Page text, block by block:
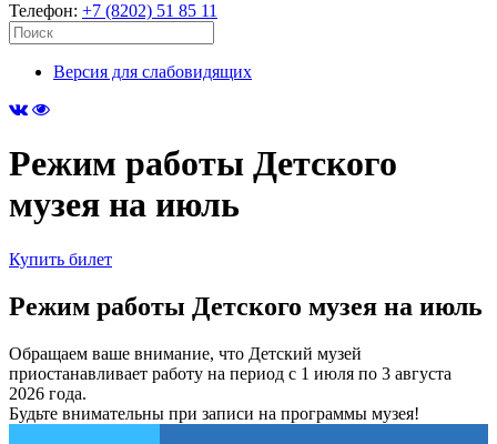
Телефон: +7 (8202) 51 85 11
Версия для слабовидящих
Режим работы Детского
музея на июль
Купить билет
Режим работы Детского музея на июль
Обращаем ваше внимание, что Детский музей
приостанавливает работу на период с 1 июля по 3 августа
2026 года.
Будьте внимательны при записи на программы музея!